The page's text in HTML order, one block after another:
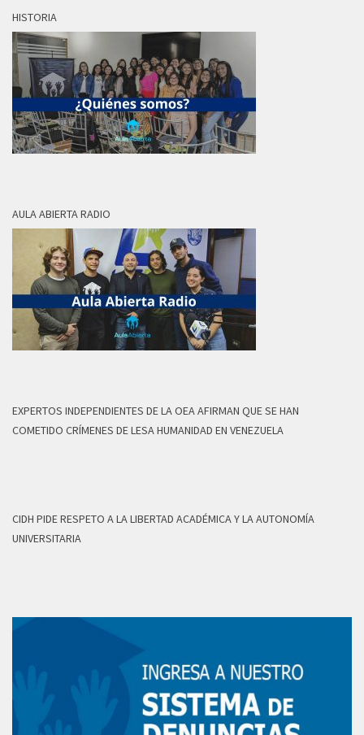
HISTORIA
AULA ABIERTA RADIO
EXPERTOS INDEPENDIENTES DE LA OEA AFIRMAN QUE SE HAN
COMETIDO CRÍMENES DE LESA HUMANIDAD EN VENEZUELA
CIDH PIDE RESPETO A LA LIBERTAD ACADÉMICA Y LA AUTONOMÍA
UNIVERSITARIA